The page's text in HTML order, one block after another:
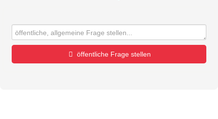
öffentliche Frage stellen